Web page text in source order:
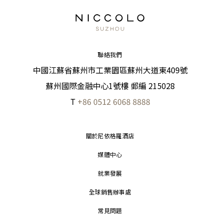
聯絡我們
中國江蘇省蘇州市工業園區蘇州大道東409號
蘇州國際金融中心1號樓 郵編 215028
T +86 0512 6068 8888
關於尼依格羅酒店
媒體中心
就業發展
全球銷售辦事處
常見問題